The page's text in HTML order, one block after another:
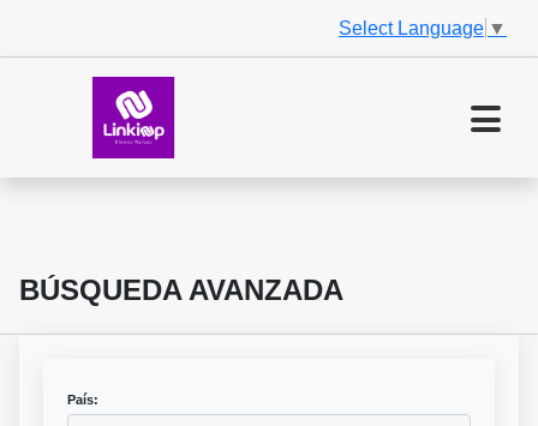
Select Language ▼
BÚSQUEDA AVANZADA
País: